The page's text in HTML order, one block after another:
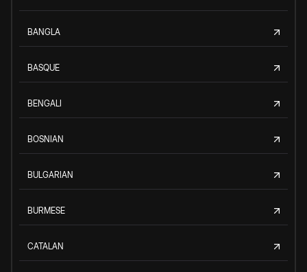
BANGLA
BASQUE
BENGALI
BOSNIAN
BULGARIAN
BURMESE
CATALAN